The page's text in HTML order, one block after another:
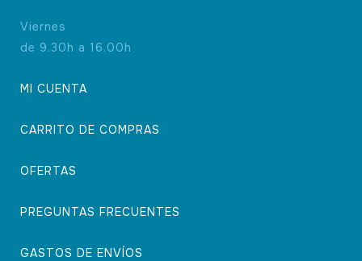
Viernes
de 9.30h a 16.00h
MI CUENTA
CARRITO DE COMPRAS
OFERTAS
PREGUNTAS FRECUENTES
GASTOS DE ENVÍOS